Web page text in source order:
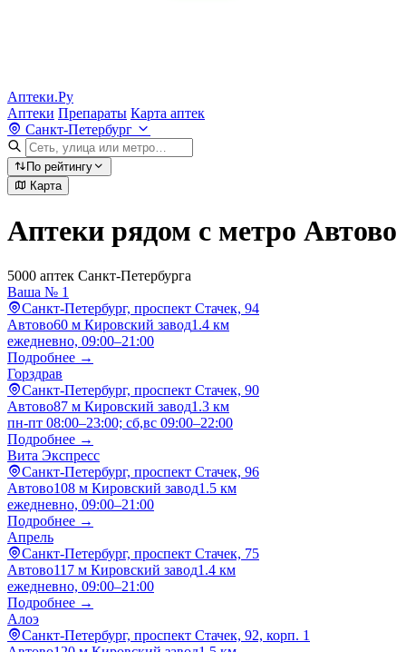
Аптеки.Ру
Аптеки Препараты Карта аптек
Санкт-Петербург
По рейтингу
Карта
Аптеки рядом с метро Автово
5000 аптек Санкт-Петербурга
Ваша № 1
Санкт-Петербург, проспект Стачек, 94
Автово60 м Кировский завод1.4 км
ежедневно, 09:00–21:00
Подробнее →
Горздрав
Санкт-Петербург, проспект Стачек, 90
Автово87 м Кировский завод1.3 км
пн-пт 08:00–23:00; сб,вс 09:00–22:00
Подробнее →
Вита Экспресс
Санкт-Петербург, проспект Стачек, 96
Автово108 м Кировский завод1.5 км
ежедневно, 09:00–21:00
Подробнее →
Апрель
Санкт-Петербург, проспект Стачек, 75
Автово117 м Кировский завод1.4 км
ежедневно, 09:00–21:00
Подробнее →
Алоэ
Санкт-Петербург, проспект Стачек, 92, корп. 1